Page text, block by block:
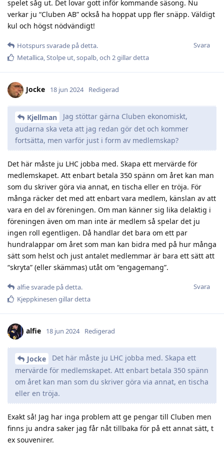
spelet såg ut. Det lovar gott inför kommande säsong. Nu
verkar ju “Cluben AB” också ha hoppat upp fler snäpp. Väldigt
kul och högst nödvändigt!
Svara
Hotspurssvarade på detta.
Metallica,Stolpe ut,sopalb, och 2gillar detta
Jocke 18 jun 2024 Redigerad
Kjellman
Jag stöttar gärna Cluben ekonomiskt,
gudarna ska veta att jag redan gör det och kommer
fortsätta, men varför just i form av medlemskap?
Det här måste ju LHC jobba med. Skapa ett mervärde för
medlemskapet. Att enbart betala 350 spänn om året kan man
som du skriver göra via annat, en tischa eller en tröja. För
många räcker det med att enbart vara medlem, känslan av att
vara en del av föreningen. Om man känner sig lika delaktig i
föreningen även om man inte är medlem så spelar det ju
ingen roll egentligen. Då handlar det bara om ett par
hundralappar om året som man kan bidra med på hur många
sätt som helst och just antalet medlemmar är bara ett sätt att
“skryta” (eller skämmas) utåt om “engagemang”.
Svara
alfiesvarade på detta.
Kjeppkinesen gillar detta
alfie 18 jun 2024 Redigerad
Jocke
Det här måste ju LHC jobba med. Skapa ett
mervärde för medlemskapet. Att enbart betala 350 spänn
om året kan man som du skriver göra via annat, en tischa
eller en tröja.
Exakt så! Jag har inga problem att ge pengar till Cluben men
finns ju andra saker jag får nåt tillbaka för på ett annat sätt, t
ex souvenirer.